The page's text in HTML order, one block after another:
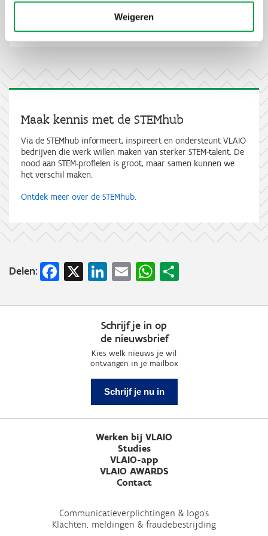
Weigeren
Heeft jouw bedrijf een idee rond wetenschap, technologie,
engineering of wiskunde? Boek een gratis online gesprek met
VLAIO en versterk STEM-talent! Lees meer
Maak kennis met de STEMhub
Via de STEMhub informeert, inspireert en ondersteunt VLAIO
bedrijven die werk willen maken van sterker STEM-talent. De
nood aan STEM-profielen is groot, maar samen kunnen we
het verschil maken.
Ontdek meer over de STEMhub.
Delen: Facebook
X LinkedIn
EmailWhatsApp
Schrijf je in op
de nieuwsbrief
Kies welk nieuws je wil
ontvangen in je mailbox
Schrijf je nu in
Werken bij VLAIO
Studies
VLAIO-app
VLAIO AWARDS
Contact
Communicatieverplichtingen & logo's
Klachten, meldingen & fraudebestrijding